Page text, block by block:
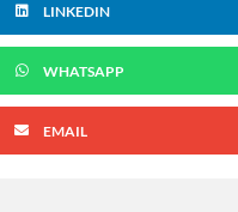
LINKEDIN
WHATSAPP
EMAIL